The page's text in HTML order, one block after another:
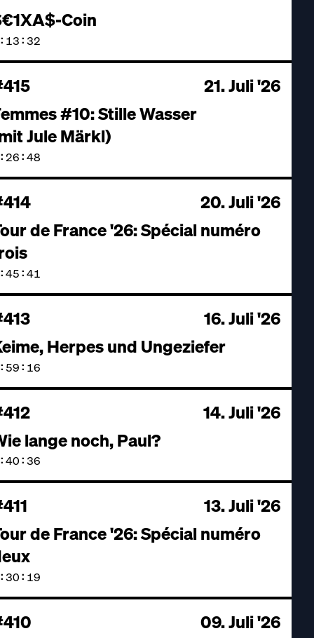
Coin
21. Juli '26
#10: Stille Wasser
Jule Märkl)
20. Juli '26
de France '26: Spécial numéro
16. Juli '26
Herpes und Ungeziefer
14. Juli '26
lange noch, Paul?
13. Juli '26
de France '26: Spécial numéro
09. Juli '26